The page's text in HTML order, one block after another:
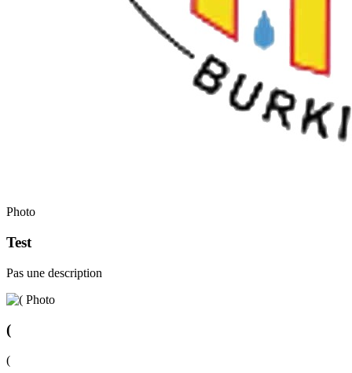
Photo
Test
Pas une description
Photo
(
(